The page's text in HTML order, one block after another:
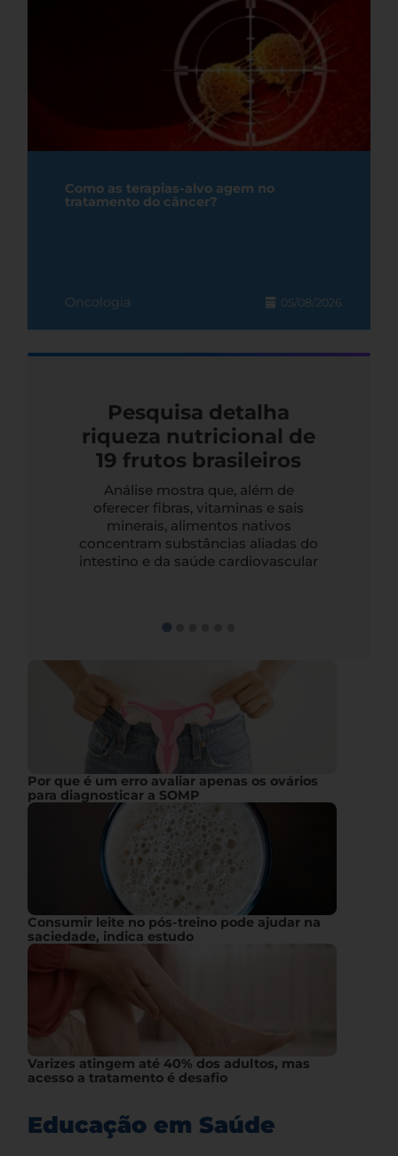
Como as terapias-alvo agem no
tratamento do câncer?
Oncologia 05/08/2026
Pesquisa detalha
riqueza nutricional de
19 frutos brasileiros
Análise mostra que, além de
oferecer fibras, vitaminas e sais
minerais, alimentos nativos
concentram substâncias aliadas do
intestino e da saúde cardiovascular
Por que é um erro avaliar apenas os ovários
para diagnosticar a SOMP
Consumir leite no pós-treino pode ajudar na
saciedade, indica estudo
Varizes atingem até 40% dos adultos, mas
acesso a tratamento é desafio
Educação em Saúde